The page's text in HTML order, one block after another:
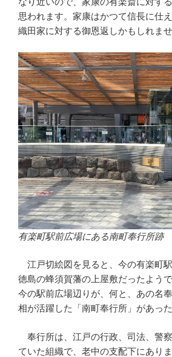
思われます。家康はかつて信長に仕
織田家に対する御恩返しかもしれませ
有楽町駅前広場にある南町奉行所跡
江戸切絵図を見ると、今の有楽町
徳島の蜂須賀藩の上屋敷だったよう
今の駅前広場辺りが、何と、あの名
相が活躍した「南町奉行所」があった
奉行所は、江戸の行政、司法、警
ていた組織で、老中の支配下にあり